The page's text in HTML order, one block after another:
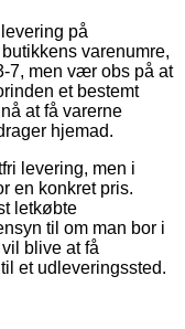
på
varenumre,
7, men vær obs på at
et bestemt
at få varerne
hjemad.
levering, men i
en konkret pris.
letkøbte
til om man bor i
blive at få
et udleveringssted.